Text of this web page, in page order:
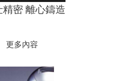
密 離心鑄造
更多內容